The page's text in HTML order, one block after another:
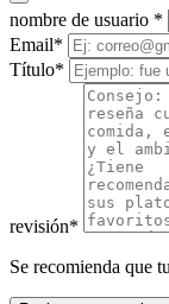
nombre de usuario *
Email*
Título*
revisión*
Se recomienda que